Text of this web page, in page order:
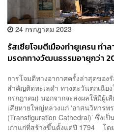
24 กรกฎาคม 2023
รัสเซียโจมตีเมืองท่ายูเครน ทำ
มรดกทางวัฒนธรรมอายุกว่า
การโจมตีทางอากาศครั้งล่าสุดของ
สำคัญติดทะเลดำ ทางตะวันตกเฉีย
กรกฎาคม) นอกจากจะส่งผลให้มีผู้เ
เสียหายใหญ่หลวงแก่ ‘อาสนวิหารพ
(Transfiguration Cathedral)’ ซึ่ง
เก่าแก่ที่สร้างขึ้นตั้งแต่ปี 1794 โด